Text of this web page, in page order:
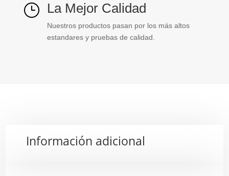
} La Mejor Calidad
Nuestros productos pasan por los más altos
estandares y pruebas de calidad.
Información adicional